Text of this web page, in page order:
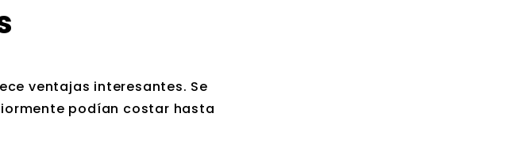
ventajas interesantes. Se
podían costar hasta